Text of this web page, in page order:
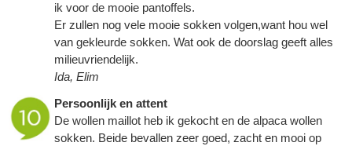
ik voor de mooie pantoffels.
Er zullen nog vele mooie sokken volgen,want hou wel
van gekleurde sokken. Wat ook de doorslag geeft alles
milieuvriendelijk.
Ida, Elim
Persoonlijk en attent
De wollen maillot heb ik gekocht en de alpaca wollen
sokken. Beide bevallen zeer goed, zacht en mooi op